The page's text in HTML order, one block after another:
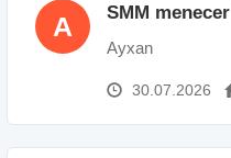
A SMM
Ayxan
30.07.2026